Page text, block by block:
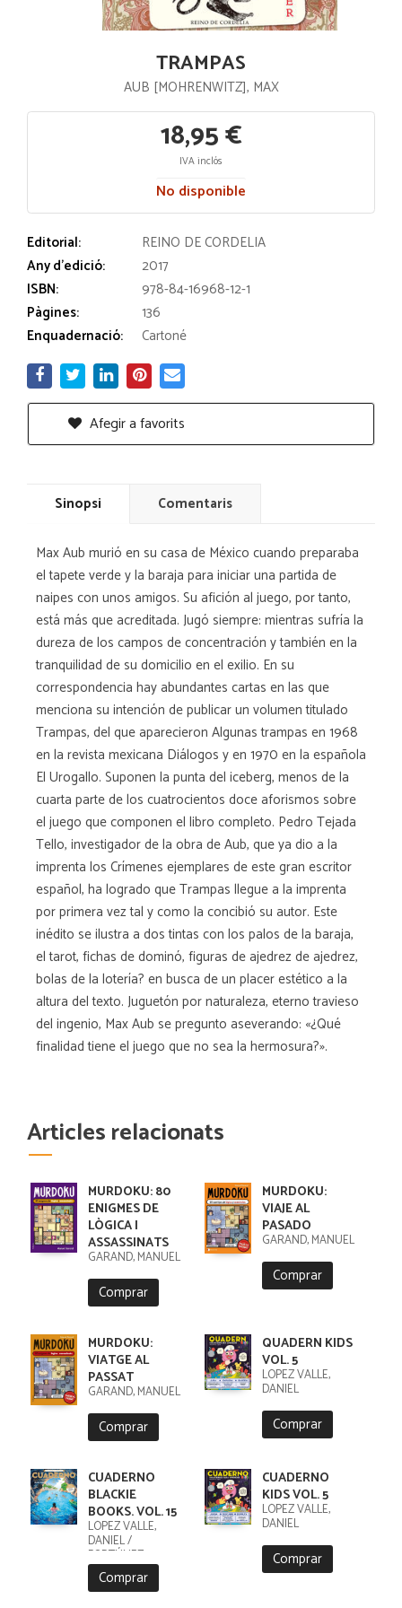
TRAMPAS
AUB [MOHRENWITZ], MAX
18,95 €
IVA inclós
No disponible
Editorial:
REINO DE CORDELIA
Any d'edició:
2017
ISBN:
978-84-16968-12-1
Pàgines:
136
Enquadernació:
Cartoné
Afegir a favorits
Sinopsi Comentaris
Max Aub murió en su casa de México cuando preparaba
el tapete verde y la baraja para iniciar una partida de
naipes con unos amigos. Su afición al juego, por tanto,
está más que acreditada. Jugó siempre: mientras sufría la
dureza de los campos de concentración y también en la
tranquilidad de su domicilio en el exilio. En su
correspondencia hay abundantes cartas en las que
menciona su intención de publicar un volumen titulado
Trampas, del que aparecieron Algunas trampas en 1968
en la revista mexicana Diálogos y en 1970 en la española
El Urogallo. Suponen la punta del iceberg, menos de la
cuarta parte de los cuatrocientos doce aforismos sobre
el juego que componen el libro completo. Pedro Tejada
Tello, investigador de la obra de Aub, que ya dio a la
imprenta los Crímenes ejemplares de este gran escritor
español, ha logrado que Trampas llegue a la imprenta
por primera vez tal y como la concibió su autor. Este
inédito se ilustra a dos tintas con los palos de la baraja,
el tarot, fichas de dominó, figuras de ajedrez de ajedrez,
bolas de la lotería? en busca de un placer estético a la
altura del texto. Juguetón por naturaleza, eterno travieso
del ingenio, Max Aub se pregunto aseverando: «¿Qué
finalidad tiene el juego que no sea la hermosura?».
Articles relacionats
MURDOKU: 80
ENIGMES DE
LÒGICA I
ASSASSINATS
GARAND, MANUEL
Comprar
MURDOKU:
VIAJE AL
PASADO
GARAND, MANUEL
Comprar
MURDOKU:
VIATGE AL
PASSAT
GARAND, MANUEL
Comprar
QUADERN KIDS
VOL. 5
LÓPEZ VALLE,
DANIEL
Comprar
CUADERNO
BLACKIE
BOOKS. VOL. 15
LÓPEZ VALLE,
DANIEL /
FORTÚNEZ,
CRISTOBAL
Comprar
CUADERNO
KIDS VOL. 5
LÓPEZ VALLE,
DANIEL
Comprar